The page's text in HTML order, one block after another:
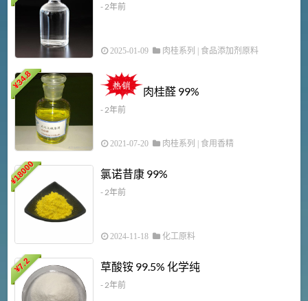
- 2年前
2025-01-09 肉桂系列 | 食品添加剂原料
¥
34.8
肉桂醛 99%
- 2年前
2021-07-20 肉桂系列 | 食用香精
¥
18000 氯诺昔康 99%
- 2年前
2024-11-18 化工原料
¥
7.2 草酸铵 99.5% 化学纯
- 2年前